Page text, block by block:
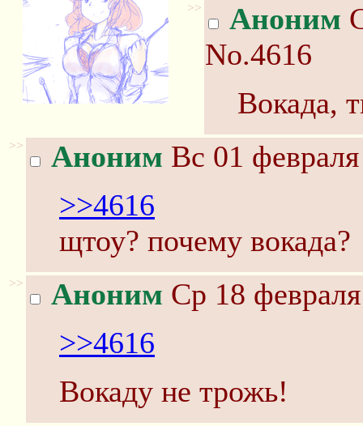
>> Аноним
No.4616
Вокада,
>> Аноним Вс 01
>>4616
щтоу? почему вокада?
>> Аноним Ср 18
>>4616
Вокаду не трожь!